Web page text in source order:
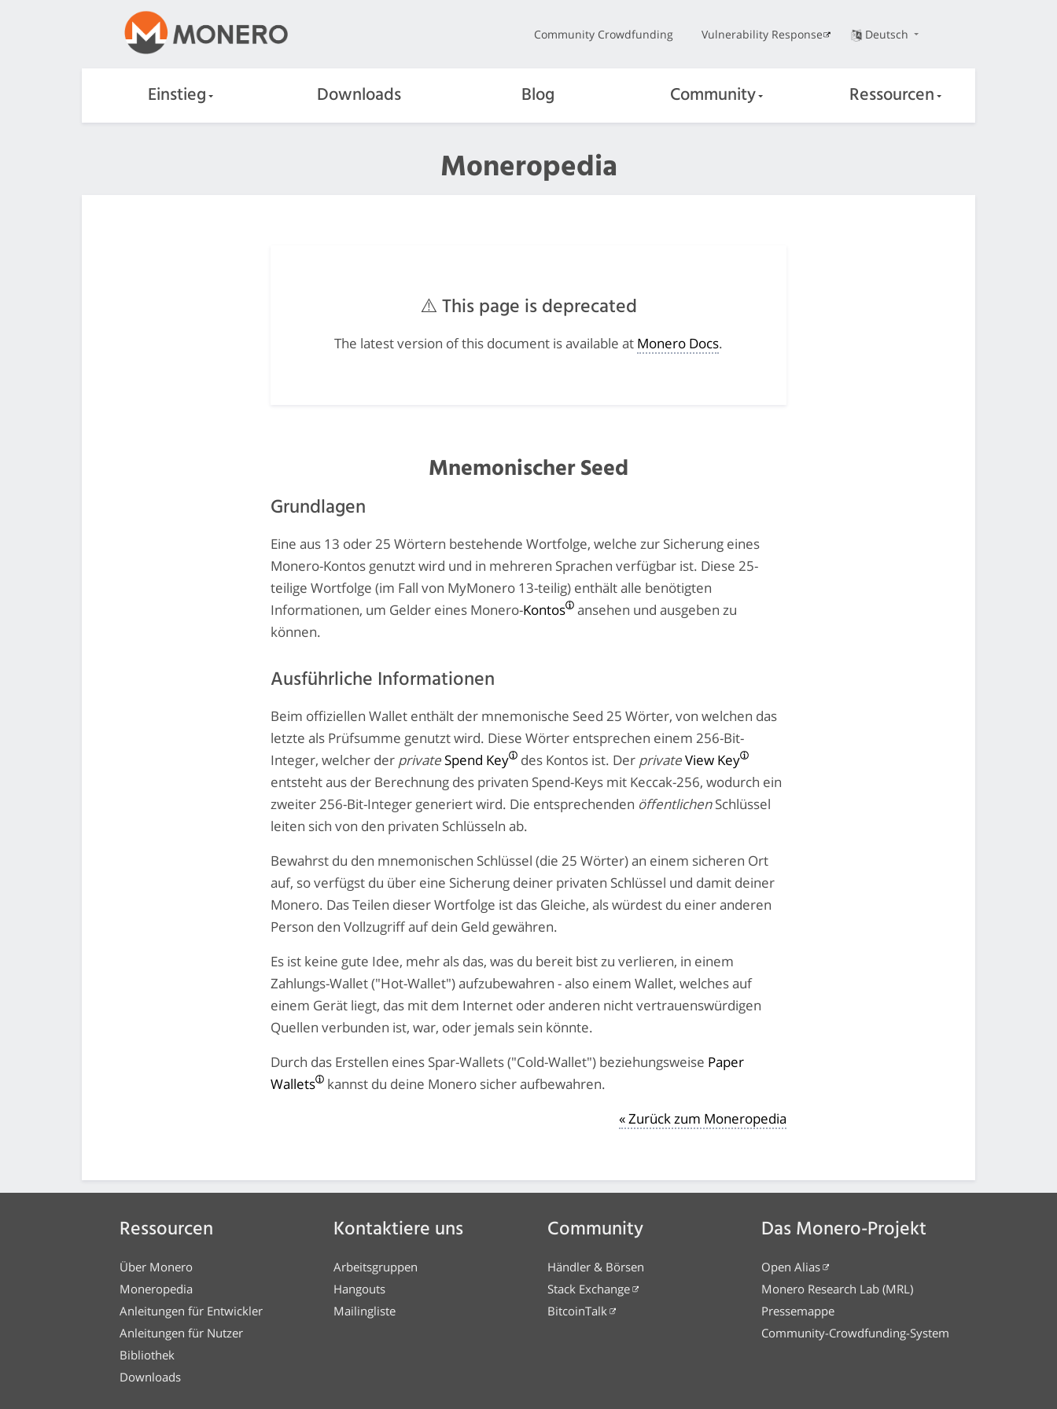
Community Crowdfunding Vulnerability Response Deutsch
Einstieg Downloads Blog Community Ressourcen
Moneropedia
⚠️ This page is deprecated
The latest version of this document is available at Monero Docs.
Mnemonischer Seed
Grundlagen
Eine aus 13 oder 25 Wörtern bestehende Wortfolge, welche zur Sicherung eines
Monero-Kontos genutzt wird und in mehreren Sprachen verfügbar ist. Diese 25-
teilige Wortfolge (im Fall von MyMonero 13-teilig) enthält alle benötigten
Informationen, um Gelder eines Monero-Kontos
ansehen und ausgeben zu
können.
Ausführliche Informationen
Beim offiziellen Wallet enthält der mnemonische Seed 25 Wörter, von welchen das
letzte als Prüfsumme genutzt wird. Diese Wörter entsprechen einem 256-Bit-
Integer, welcher der private Spend Key des Kontos ist. Der privateView Key
entsteht aus der Berechnung des privaten Spend-Keys mit Keccak-256, wodurch ein
zweiter 256-Bit-Integer generiert wird. Die entsprechenden öffentlichenSchlüssel
leiten sich von den privaten Schlüsseln ab.
Bewahrst du den mnemonischen Schlüssel (die 25 Wörter) an einem sicheren Ort
auf, so verfügst du über eine Sicherung deiner privaten Schlüssel und damit deiner
Monero. Das Teilen dieser Wortfolge ist das Gleiche, als würdest du einer anderen
Person den Vollzugriff auf dein Geld gewähren.
Es ist keine gute Idee, mehr als das, was du bereit bist zu verlieren, in einem
Zahlungs-Wallet ("Hot-Wallet") aufzubewahren - also einem Wallet, welches auf
einem Gerät liegt, das mit dem Internet oder anderen nicht vertrauenswürdigen
Quellen verbunden ist, war, oder jemals sein könnte.
Durch das Erstellen eines Spar-Wallets ("Cold-Wallet") beziehungsweise Paper
Wallets
kannst du deine Monero sicher aufbewahren.
« Zurück zum Moneropedia
Ressourcen
Über Monero
Moneropedia
Anleitungen für Entwickler
Anleitungen für Nutzer
Bibliothek
Downloads
Kontaktiere uns
Arbeitsgruppen
Hangouts
Mailingliste
Community
Händler & Börsen
Stack Exchange
BitcoinTalk
Das Monero-Projekt
Open Alias
Monero Research Lab (MRL)
Pressemappe
Community-Crowdfunding-System